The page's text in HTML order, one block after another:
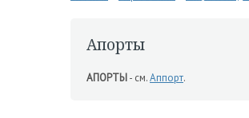
Апорты
АПОРТЫ- см.Аппорт.